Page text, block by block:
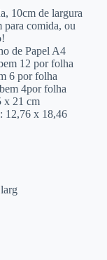
10cm de largura
para comida, ou
de Papel A4
12 por folha
6 por folha
4por folha
x 21 cm
12,76 x 18,46